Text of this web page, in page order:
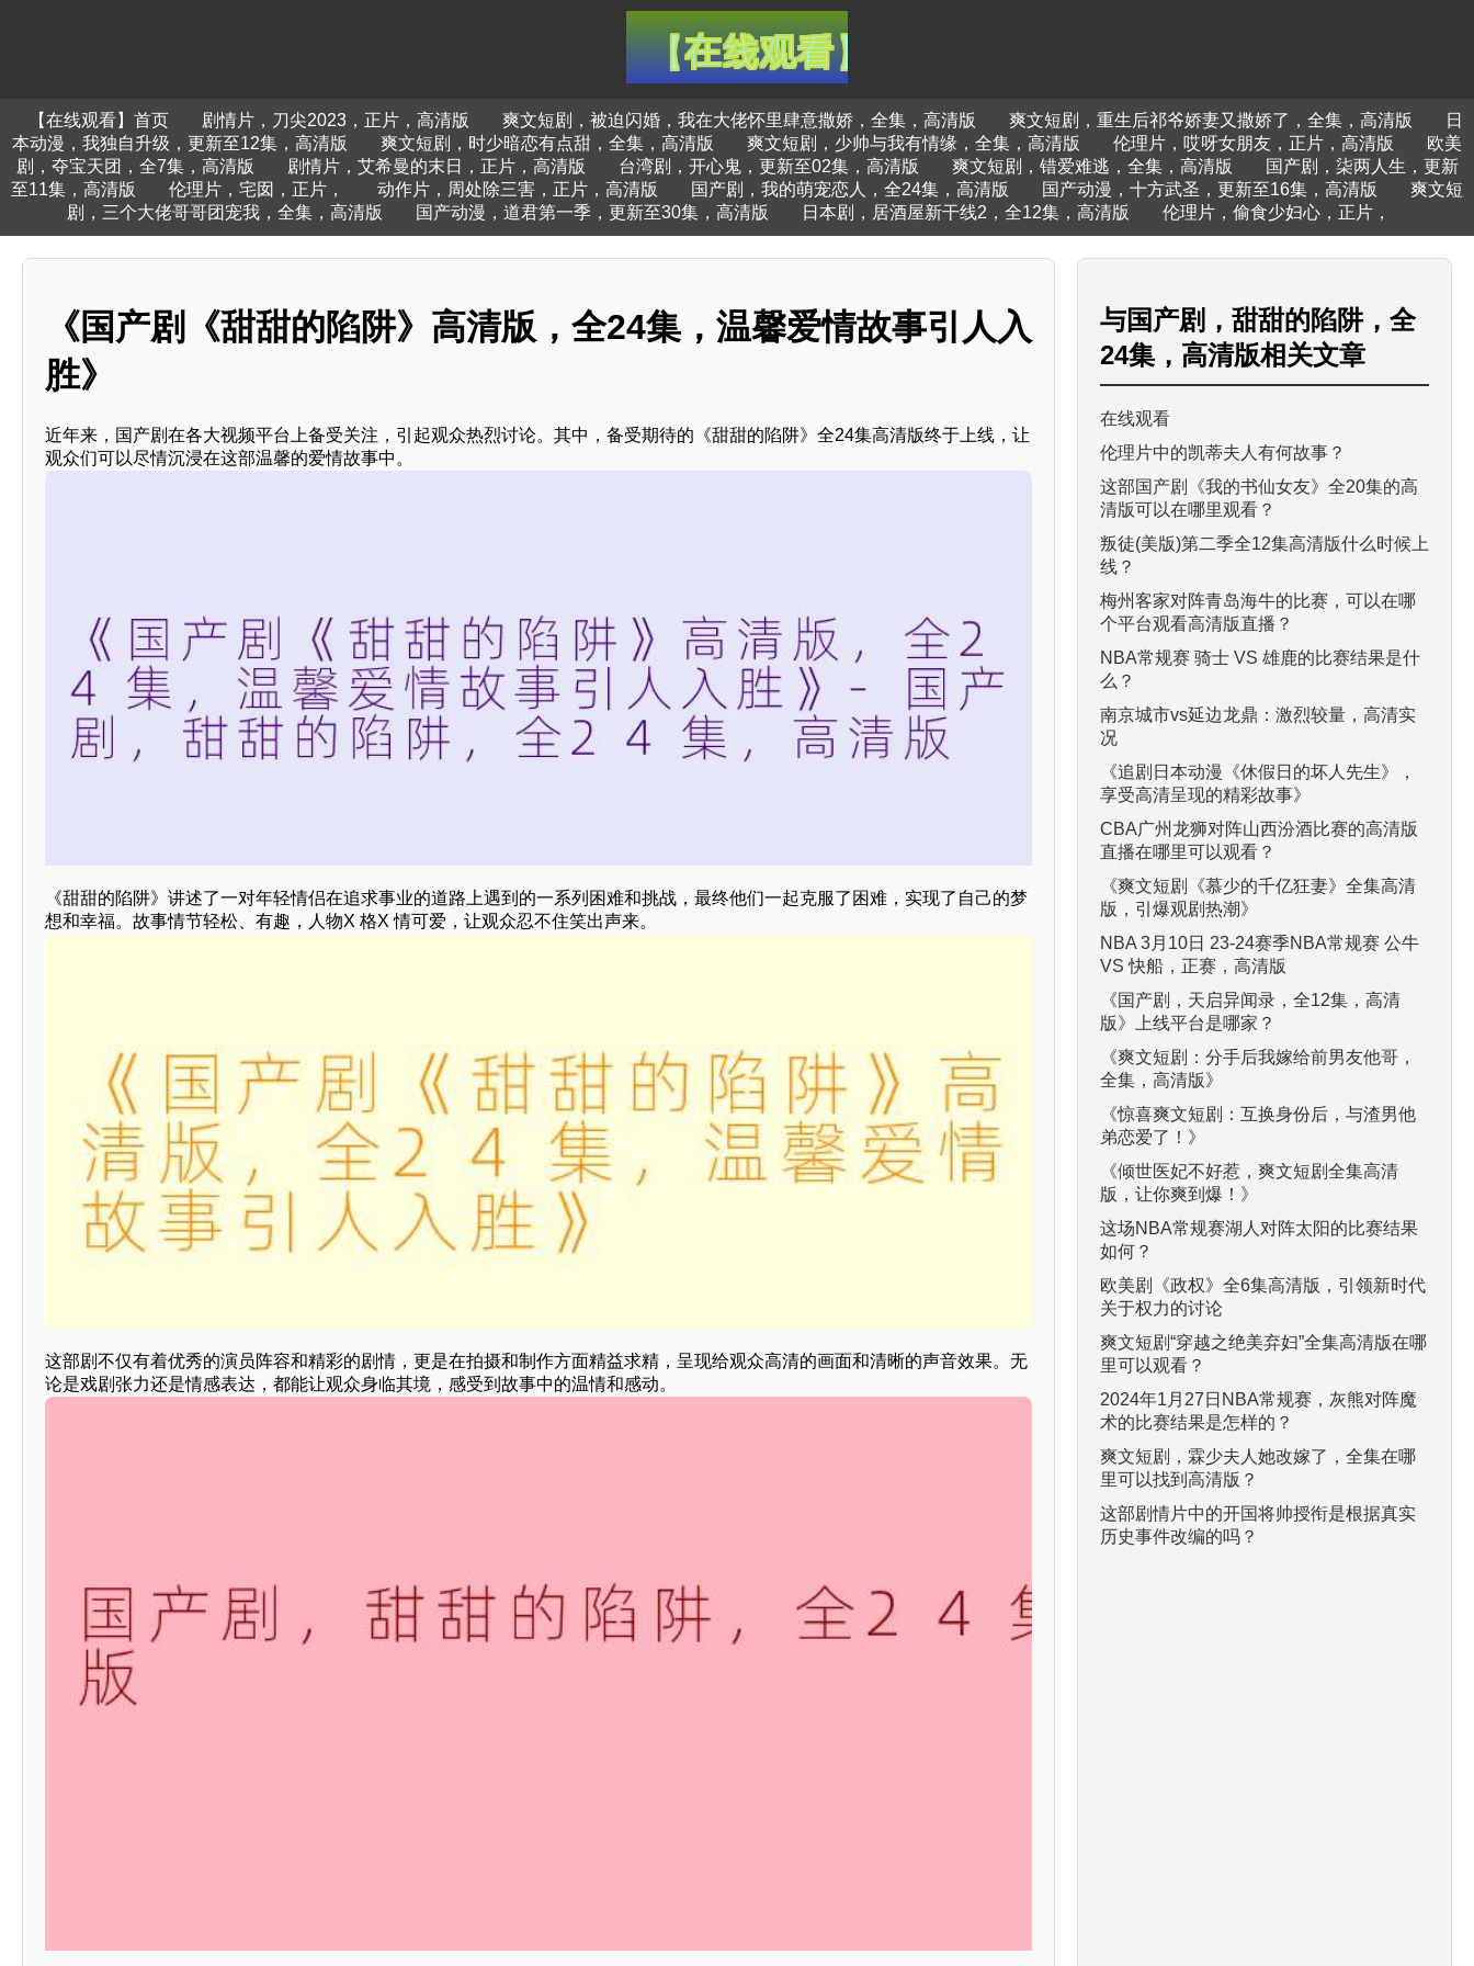
【在线观看】首页 剧情片，刀尖2023，正片，高清版 爽文短剧，被迫闪婚，我在大佬怀里肆意撒娇，全集，高清版 爽文短剧，重生后祁爷娇妻又撒娇了，全集，高清版
日
本动漫，我独自升级，更新至12集，高清版
爽文短剧，时少暗恋有点甜，全集，高清版 爽文短剧，少帅与我有情缘，全集，高清版 伦理片，哎呀女朋友，正片，高清版
欧美
剧，夺宝天团，全7集，高清版
剧情片，艾希曼的末日，正片，高清版 台湾剧，开心鬼，更新至02集，高清版 爽文短剧，错爱难逃，全集，高清版
国产剧，柒两人生，更新
至11集，高清版
伦理片，宅囡，正片， 动作片，周处除三害，正片，高清版 国产剧，我的萌宠恋人，全24集，高清版 国产动漫，十方武圣，更新至16集，高清版
爽文短
剧，三个大佬哥哥团宠我，全集，高清版
国产动漫，道君第一季，更新至30集，高清版 日本剧，居酒屋新干线2，全12集，高清版 伦理片，偷食少妇心，正片，
《国产剧《甜甜的陷阱》高清版，全24集，温馨爱情故事引人入
胜》
近年来，国产剧在各大视频平台上备受关注，引起观众热烈讨论。其中，备受期待的《甜甜的陷阱》全24集高清版终于上线，让
观众们可以尽情沉浸在这部温馨的爱情故事中。
《甜甜的陷阱》讲述了一对年轻情侣在追求事业的道路上遇到的一系列困难和挑战，最终他们一起克服了困难，实现了自己的梦
想和幸福。故事情节轻松、有趣，人物X 格X 情可爱，让观众忍不住笑出声来。
这部剧不仅有着优秀的演员阵容和精彩的剧情，更是在拍摄和制作方面精益求精，呈现给观众高清的画面和清晰的声音效果。无
论是戏剧张力还是情感表达，都能让观众身临其境，感受到故事中的温情和感动。
与国产剧，甜甜的陷阱，全
24集，高清版相关文章
在线观看
伦理片中的凯蒂夫人有何故事？
这部国产剧《我的书仙女友》全20集的高
清版可以在哪里观看？
叛徒(美版)第二季全12集高清版什么时候上
线？
梅州客家对阵青岛海牛的比赛，可以在哪
个平台观看高清版直播？
NBA常规赛 骑士 VS 雄鹿的比赛结果是什
么？
南京城市vs延边龙鼎：激烈较量，高清实
况
《追剧日本动漫《休假日的坏人先生》，
享受高清呈现的精彩故事》
CBA广州龙狮对阵山西汾酒比赛的高清版
直播在哪里可以观看？
《爽文短剧《慕少的千亿狂妻》全集高清
版，引爆观剧热潮》
NBA 3月10日 23-24赛季NBA常规赛 公牛
VS 快船，正赛，高清版
《国产剧，天启异闻录，全12集，高清
版》上线平台是哪家？
《爽文短剧：分手后我嫁给前男友他哥，
全集，高清版》
《惊喜爽文短剧：互换身份后，与渣男他
弟恋爱了！》
《倾世医妃不好惹，爽文短剧全集高清
版，让你爽到爆！》
这场NBA常规赛湖人对阵太阳的比赛结果
如何？
欧美剧《政权》全6集高清版，引领新时代
关于权力的讨论
爽文短剧“穿越之绝美弃妇”全集高清版在哪
里可以观看？
2024年1月27日NBA常规赛，灰熊对阵魔
术的比赛结果是怎样的？
爽文短剧，霖少夫人她改嫁了，全集在哪
里可以找到高清版？
这部剧情片中的开国将帅授衔是根据真实
历史事件改编的吗？